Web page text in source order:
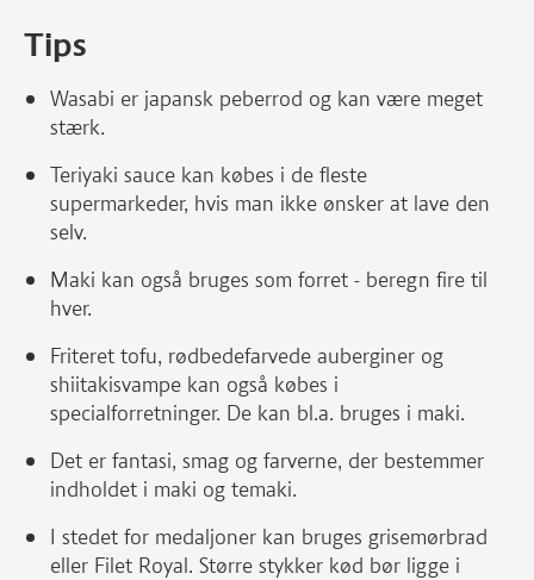
Tips
Wasabi er japansk peberrod og kan være meget
stærk.
Teriyaki sauce kan købes i de fleste
supermarkeder, hvis man ikke ønsker at lave den
selv.
Maki kan også bruges som forret - beregn fire til
hver.
Friteret tofu, rødbedefarvede auberginer og
shiitakisvampe kan også købes i
specialforretninger. De kan bl.a. bruges i maki.
Det er fantasi, smag og farverne, der bestemmer
indholdet i maki og temaki.
I stedet for medaljoner kan bruges grisemørbrad
eller Filet Royal. Større stykker kød bør ligge i